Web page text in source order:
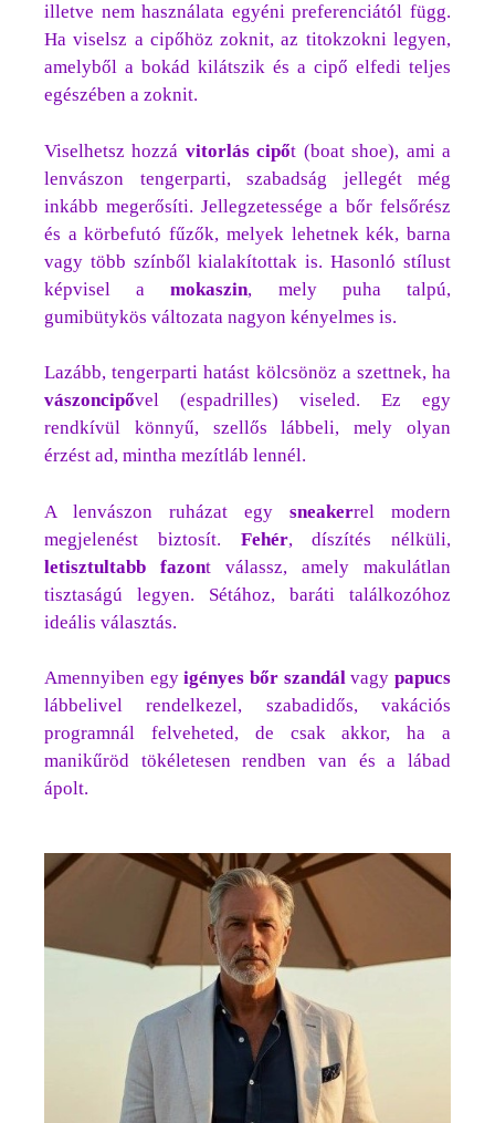
illetve nem használata egyéni preferenciától függ.
Ha viselsz a cipőhöz zoknit, az titokzokni legyen,
amelyből a bokád kilátszik és a cipő elfedi teljes
egészében a zoknit.
Viselhetsz hozzá vitorlás cipőt (boat shoe), ami a
lenvászon tengerparti, szabadság jellegét még
inkább megerősíti. Jellegzetessége a bőr felsőrész
és a körbefutó fűzők, melyek lehetnek kék, barna
vagy több színből kialakítottak is. Hasonló stílust
képvisel amokaszin, mely puha talpú,
gumibütykös változata nagyon kényelmes is.
Lazább, tengerparti hatást kölcsönöz a szettnek, ha
vászoncipővel (espadrilles) viseled. Ez egy
rendkívül könnyű, szellős lábbeli, mely olyan
érzést ad, mintha mezítláb lennél.
A lenvászon ruházat egy sneakerrel modern
megjelenést biztosít. Fehér, díszítés nélküli,
letisztultabb fazont válassz, amely makulátlan
tisztaságú legyen. Sétához, baráti találkozóhoz
ideális választás.
Amennyiben egyigényes bőr szandálvagypapucs
lábbelivel rendelkezel, szabadidős, vakációs
programnál felveheted, de csak akkor, ha a
manikűröd tökéletesen rendben van és a lábad
ápolt.